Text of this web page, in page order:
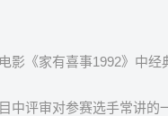
影《家有喜事1992》中经
中评审对参赛选手常讲的